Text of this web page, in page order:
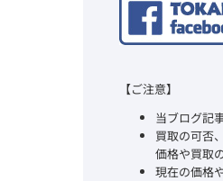
【ご注意】
当ブログ記
買取の可否
価格や買取
現在の価格